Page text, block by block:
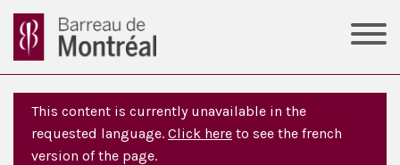
This content is currently unavailable in the
requested language. Click here to see the french
version of the page.